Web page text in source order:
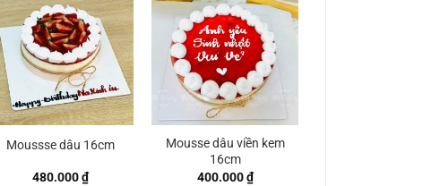
Moussse dâu 16cm
480.000₫
Mousse dâu viền kem
16cm
400.000₫